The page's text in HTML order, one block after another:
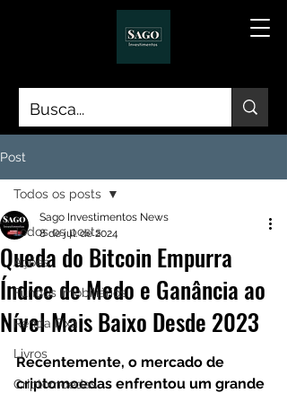
Post
Todos os posts
Ações
Fundos Imobiliários
Renda Fixa
Livros
Criptomoedas
Todos os posts
Queda do Bitcoin Empurra
Índice de Medo e Ganância ao
Nível Mais Baixo Desde 2023
Sago Investimentos News
8 de jul. de 2024
Recentemente, o mercado de
criptomoedas enfrentou um grande